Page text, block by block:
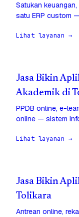
Satukan
satu ERP custom
Lihat layanan →
Jasa Bikin
Akademik di
PPDB online, e-
online — sistem
Lihat layanan →
Jasa Bikin
Tolikara
Antrean online,